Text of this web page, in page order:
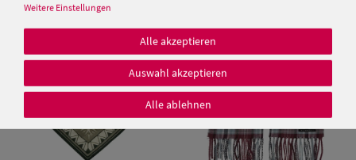
Weitere Einstellungen
Alle akzeptieren
Auswahl akzeptieren
Alle ablehnen